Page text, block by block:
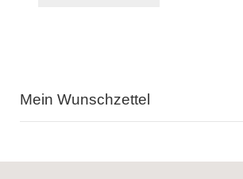
Mein Wunschzettel